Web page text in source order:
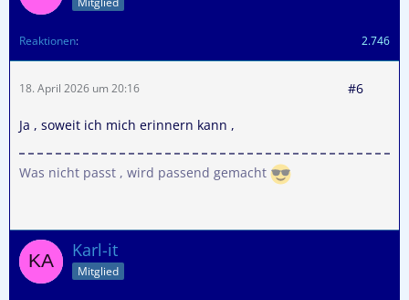
Reaktionen 2.746
18. April 2026 um 20:16 #6
Ja , soweit ich mich erinnern kann ,
Was nicht passt , wird passend gemacht
Karl-it
Mitglied